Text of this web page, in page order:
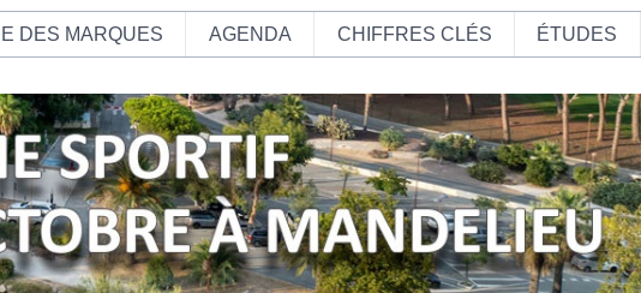
DES MARQUES AGENDA CHIFFRES CLÉS ÉTUDES